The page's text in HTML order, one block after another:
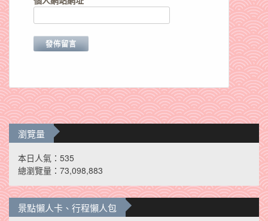
瀏覽量
本日人氣：535
總瀏覽量：73,098,883
景點懶人卡、行程懶人包